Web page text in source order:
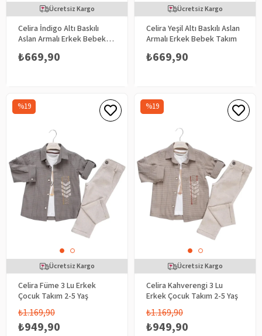
Celira İndigo Altı Baskılı
Aslan Armalı Erkek Bebek
₺669,90
Ücretsiz Kargo
Celira Yeşil Altı Baskılı Aslan
Armalı Erkek Bebek Takım
₺669,90
Ücretsiz Kargo
Celira Füme 3 Lu Erkek
Çocuk Takım 2-5 Yaş
₺949,90
₺1.169,90
%19
Ücretsiz Kargo
Celira Kahverengi 3 Lu
Erkek Çocuk Takım 2-5 Yaş
₺949,90
₺1.169,90
%19
Ücretsiz Kargo